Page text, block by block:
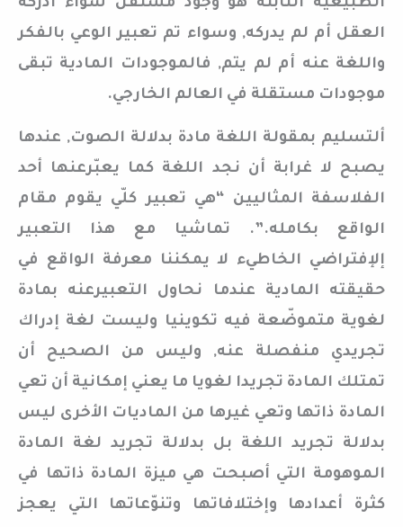
الطبيعية الثابتة هو وجود مستقل سواء أدركه
العقل أم لم يدركه, وسواء تم تعبير الوعي بالفكر
واللغة عنه أم لم يتم, فالموجودات المادية تبقى
موجودات مستقلة في العالم الخارجي.
ألتسليم بمقولة اللغة مادة بدلالة الصوت, عندها
يصبح لا غرابة أن نجد اللغة كما يعبّرعنها أحد
الفلاسفة المثاليين “هي تعبير كلّي يقوم مقام
الواقع بكامله.”. تماشيا مع هذا التعبير
إلإفتراضي الخاطيء لا يمكننا معرفة الواقع في
حقيقته المادية عندما نحاول التعبيرعنه بمادة
لغوية متموضّعة فيه تكوينيا وليست لغة إدراك
تجريدي منفصلة عنه, وليس من الصحيح أن
تمتلك المادة تجريدا لغويا ما يعني إمكانية أن تعي
المادة ذاتها وتعي غيرها من الماديات الأخرى ليس
بدلالة تجريد اللغة بل بدلالة تجريد لغة المادة
الموهومة التي أصبحت هي ميزة المادة ذاتها في
كثرة أعدادها وإختلافاتها وتنوّعاتها التي يعجز